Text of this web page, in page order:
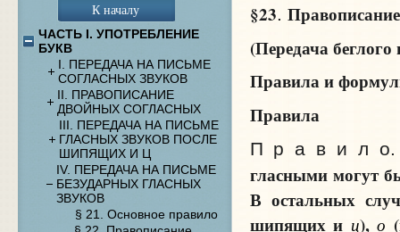
К началу
ЧАСТЬ I. УПОТРЕБЛЕНИЕ
БУКВ
I. ПЕРЕДАЧА НА ПИСЬМЕ
СОГЛАСНЫХ ЗВУКОВ
II. ПРАВОПИСАНИЕ
ДВОЙНЫХ СОГЛАСНЫХ
III. ПЕРЕДАЧА НА ПИСЬМЕ
ГЛАСНЫХ ЗВУКОВ ПОСЛЕ
ШИПЯЩИХ И Ц
IV. ПЕРЕДАЧА НА ПИСЬМЕ
БЕЗУДАРНЫХ ГЛАСНЫХ
ЗВУКОВ
§ 21. Основное правило
§23.
(Передача беглого
Правила и
Правила
П р а в и л
гласными могут
В остальных
шипящих и ц),о